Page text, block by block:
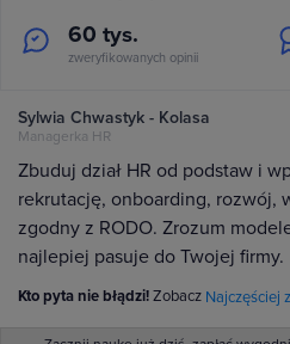
60 tys.
zweryfikowanych opinii
Sylwia Chwastyk - Kolasa
Managerka HR
Zbuduj dział HR od podstaw i
rekrutację, onboarding, rozwój,
zgodny z RODO. Zrozum
najlepiej pasuje do Twojej firmy.
Kto pyta nie błądzi!Zobacz Najczęściej